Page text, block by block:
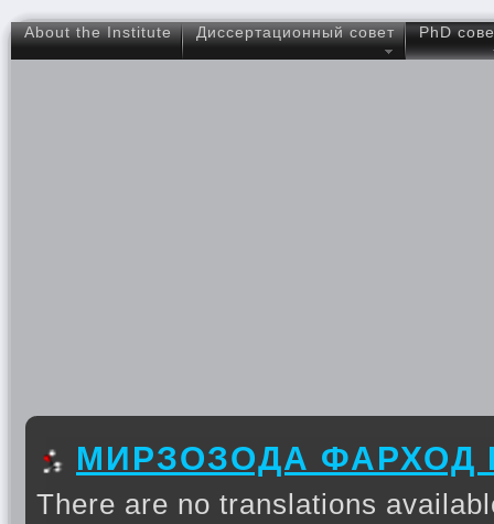
About the Institute Диссертационный совет PhD
МИРЗОЗОДА ФАРХОД
There are no translations